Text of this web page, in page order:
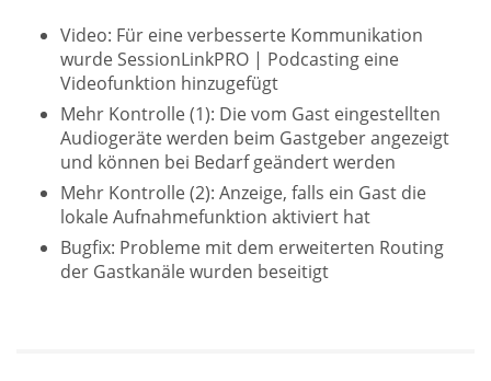
Video: Für eine verbesserte Kommunikation
wurde SessionLinkPRO | Podcasting eine
Videofunktion hinzugefügt
Mehr Kontrolle (1): Die vom Gast eingestellten
Audiogeräte werden beim Gastgeber angezeigt
und können bei Bedarf geändert werden
Mehr Kontrolle (2): Anzeige, falls ein Gast die
lokale Aufnahmefunktion aktiviert hat
Bugfix: Probleme mit dem erweiterten Routing
der Gastkanäle wurden beseitigt